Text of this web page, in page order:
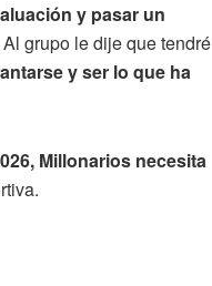
y pasar un
grupo le dije que tendré
y ser lo que ha
Millonarios necesita